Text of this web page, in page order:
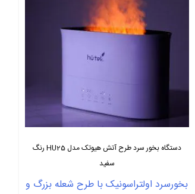
دستگاه بخور سرد طرح آتش هیوتک مدل HU25 رنگ
سفید
بخورسرد اولتراسونیک با طرح شعله بزرگ و